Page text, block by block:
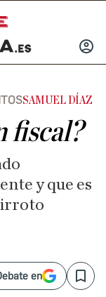
INICIAR
SAMUEL DÍAZ
fiscal?
y que es
en Save